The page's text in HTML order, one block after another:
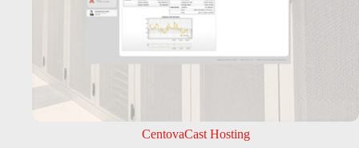
CentovaCast Hosting